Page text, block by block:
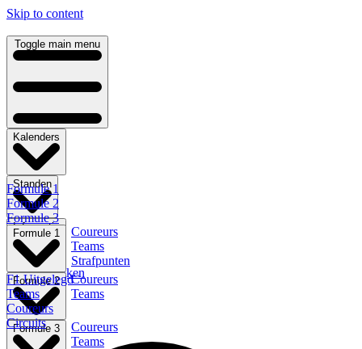
Skip to content
Toggle main menu
Kalenders
Formule 1
Formule 2
Formule 3
Formule E
Indycar
NLS
Standen
Formule 1
Coureurs
Teams
Strafpunten
Formule 2
Coureurs
Teams
Formule 3
Coureurs
Teams
Informatie
F1 Uitgelegd
Teams
Coureurs
Circuits
F1 Terugkijken